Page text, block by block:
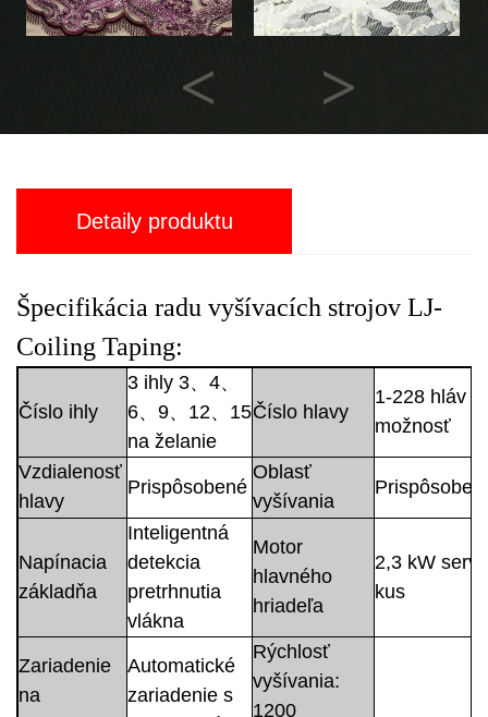
Next
Detaily produktu
Špecifikácia radu vyšívacích strojov LJ-
Coiling Taping:
Číslo ihly
3 ihly 3、4、
6、9、12、15
na želanie
Číslo hlavy
1-228 hláv
možnosť
Vzdialenosť
hlavy
Prispôsobené
Oblasť
vyšívania
Napínacia
základňa
Inteligentná
detekcia
pretrhnutia
vlákna
Motor
hlavného
hriadeľa
2,3 kW
kus
Zariadenie
na
Automatické
zariadenie s
Rýchlosť
vyšívania:
1200